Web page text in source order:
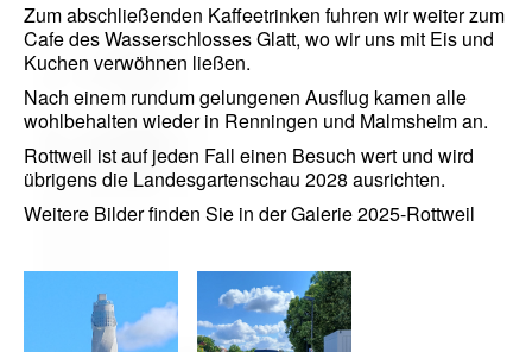
Zum abschließenden Kaffeetrinken fuhren wir weiter zum
Cafe des Wasserschlosses Glatt, wo wir uns mit Eis und
Kuchen verwöhnen ließen.
Nach einem rundum gelungenen Ausflug kamen alle
wohlbehalten wieder in Renningen und Malmsheim an.
Rottweil ist auf jeden Fall einen Besuch wert und wird
übrigens die Landesgartenschau 2028 ausrichten.
Weitere Bilder finden Sie in der Galerie 2025-Rottweil